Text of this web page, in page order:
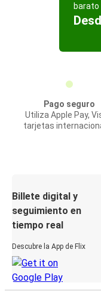
barato
Pago seguro
Utiliza Apple Pay,
tarjetas
Billete digital y
seguimiento en
tiempo real
Descubre la App de Flix